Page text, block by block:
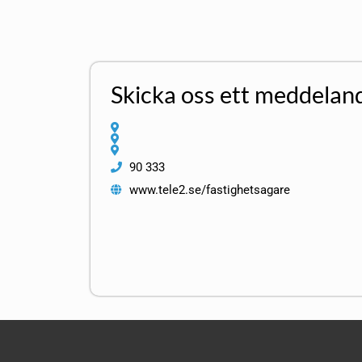
Skicka oss ett
90 333
www.tele2.se/fastighetsagare